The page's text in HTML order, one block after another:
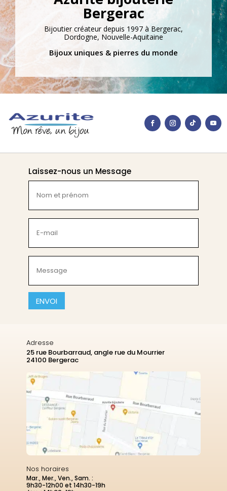
Bergerac
Bijoutier créateur depuis 1997 à Bergerac,
Dordogne, Nouvelle-Aquitaine
Bijoux uniques & pierres du monde
Laissez-nous un Message
et
prénom
(Nécessaire)
mail
(Nécessaire)
(Nécessaire)
CAPTCHA
Adresse
25 rue Bourbarraud, angle rue du Mourrier
24100 Bergerac
Nos horaires
Mar., Mer., Ven., Sam. :
9h30-12h00 et 14h30-19h